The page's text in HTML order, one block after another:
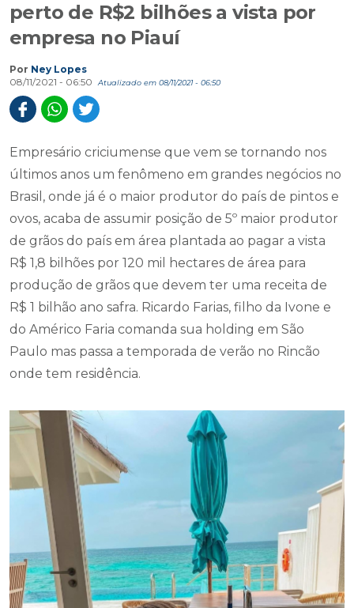
perto de R$2 bilhões a vista por
empresa no Piauí
Por Ney Lopes
08/11/2021 - 06:50
Atualizado em 08/11/2021 - 06:50
Empresário criciumense que vem se tornando nos
últimos anos um fenômeno em grandes negócios no
Brasil, onde já é o maior produtor do país de pintos e
ovos, acaba de assumir posição de 5º maior produtor
de grãos do país em área plantada ao pagar a vista
R$ 1,8 bilhões por 120 mil hectares de área para
produção de grãos que devem ter uma receita de
R$ 1 bilhão ano safra. Ricardo Farias, filho da Ivone e
do Américo Faria comanda sua holding em São
Paulo mas passa a temporada de verão no Rincão
onde tem residência.